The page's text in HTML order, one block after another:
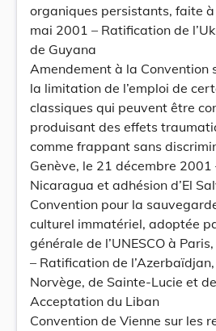
organiques persistants, faite
mai 2001 – Ratification de
de Guyana
Amendement à la Convention
la limitation de l’emploi de
classiques qui peuvent être
produisant des effets
comme frappant sans
Genève, le 21 décembre
Nicaragua et adhésion d’El
Convention pour la
culturel immatériel, adoptée
générale de l’UNESCO à
– Ratification de
Norvège, de Sainte-Lucie et
Acceptation du Liban
Convention de Vienne sur les